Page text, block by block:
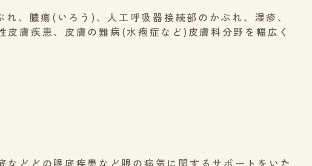
、膿瘍(いろう)、人工呼吸器接続部のかぶれ、湿疹、
膚疾患、皮膚の難病(水疱症など)皮膚科分野を幅広く